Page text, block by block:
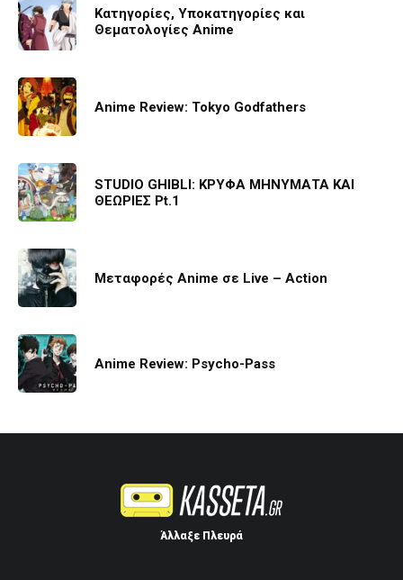
Κατηγορίες, Υποκατηγορίες και
Θεματολογίες Anime
Anime Review: Tokyo Godfathers
STUDIO GHIBLI: ΚΡΥΦΑ ΜΗΝΥΜΑΤΑ ΚΑΙ
ΘΕΩΡΙΕΣ Pt.1
Μεταφορές Anime σε Live – Action
Anime Review: Psycho-Pass
Άλλαξε Πλευρά